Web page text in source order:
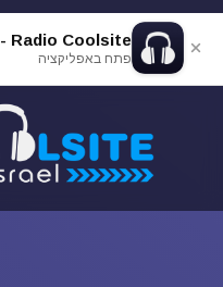
Radio Coolsite - רדיו ישראל
פתח באפליקציה